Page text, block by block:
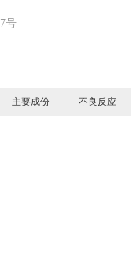
号
主要成份 不良反应